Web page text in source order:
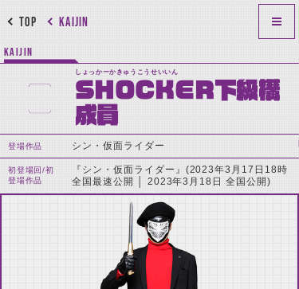
KAIJIN
TOP
KAIJIN
しょっかーかきゅうこうせいいん
SHOCKER下級構
成員
登場作品 シン・仮面ライダー
初登場回/初
登場作品
『シン・仮面ライダー』(2023年3月17日18時
全国最速公開 │ 2023年3月18日 全国公開)